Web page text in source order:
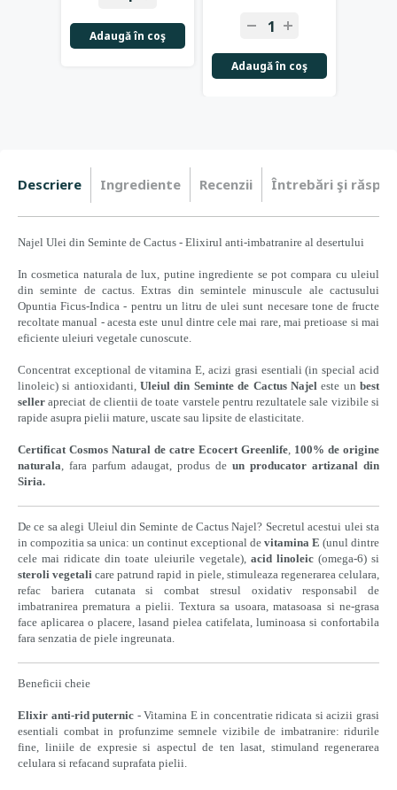
Adaugă în coş
Adaugă în coş
Descriere Ingrediente Recenzii Întrebări şi
Najel Ulei din Seminte de Cactus - Elixirul anti-imbatranire al desertului
In cosmetica naturala de lux, putine ingrediente se pot compara cu uleiul
din seminte de cactus. Extras din semintele minuscule ale cactusului
Opuntia Ficus-Indica - pentru un litru de ulei sunt necesare tone de fructe
recoltate manual - acesta este unul dintre cele mai rare, mai pretioase si mai
eficiente uleiuri vegetale cunoscute.
Concentrat exceptional de vitamina E, acizi grasi esentiali (in special acid
linoleic) si antioxidanti,Uleiul din Seminte de Cactus Najeleste unbest
seller apreciat de clientii de toate varstele pentru rezultatele sale vizibile si
rapide asupra pielii mature, uscate sau lipsite de elasticitate.
Certificat Cosmos Natural de catre Ecocert Greenlife, 100% de origine
naturala, fara parfum adaugat, produs de un producator artizanal din
Siria.
De ce sa alegi Uleiul din Seminte de Cactus Najel? Secretul acestui ulei sta
in compozitia sa unica: un continut exceptional de vitamina E (unul dintre
cele mai ridicate din toate uleiurile vegetale), acid linoleic(omega-6) si
steroli vegetali care patrund rapid in piele, stimuleaza regenerarea celulara,
refac bariera cutanata si combat stresul oxidativ responsabil de
imbatranirea prematura a pielii. Textura sa usoara, matasoasa si ne-grasa
face aplicarea o placere, lasand pielea catifelata, luminoasa si confortabila
fara senzatia de piele ingreunata.
Beneficii cheie
Elixir anti-rid puternic - Vitamina E in concentratie ridicata si acizii grasi
esentiali combat in profunzime semnele vizibile de imbatranire: ridurile
fine, liniile de expresie si aspectul de ten lasat, stimuland regenerarea
celulara si refacand suprafata pielii.